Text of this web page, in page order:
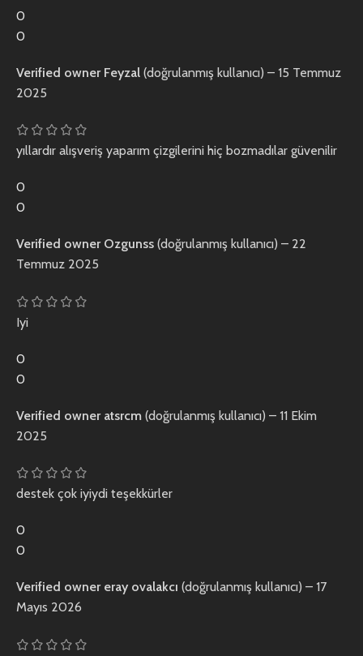
0
0
Verified owner Feyzal (doğrulanmış kullanıcı) – 15 Temmuz
2025
yıllardır alışveriş yaparım çizgilerini hiç bozmadılar güvenilir
0
0
Verified owner Ozgunss (doğrulanmış kullanıcı) – 22
Temmuz 2025
Iyi
0
0
Verified owner atsrcm (doğrulanmış kullanıcı) – 11 Ekim
2025
destek çok iyiydi teşekkürler
0
0
Verified owner eray ovalakcı (doğrulanmış kullanıcı) – 17
Mayıs 2026